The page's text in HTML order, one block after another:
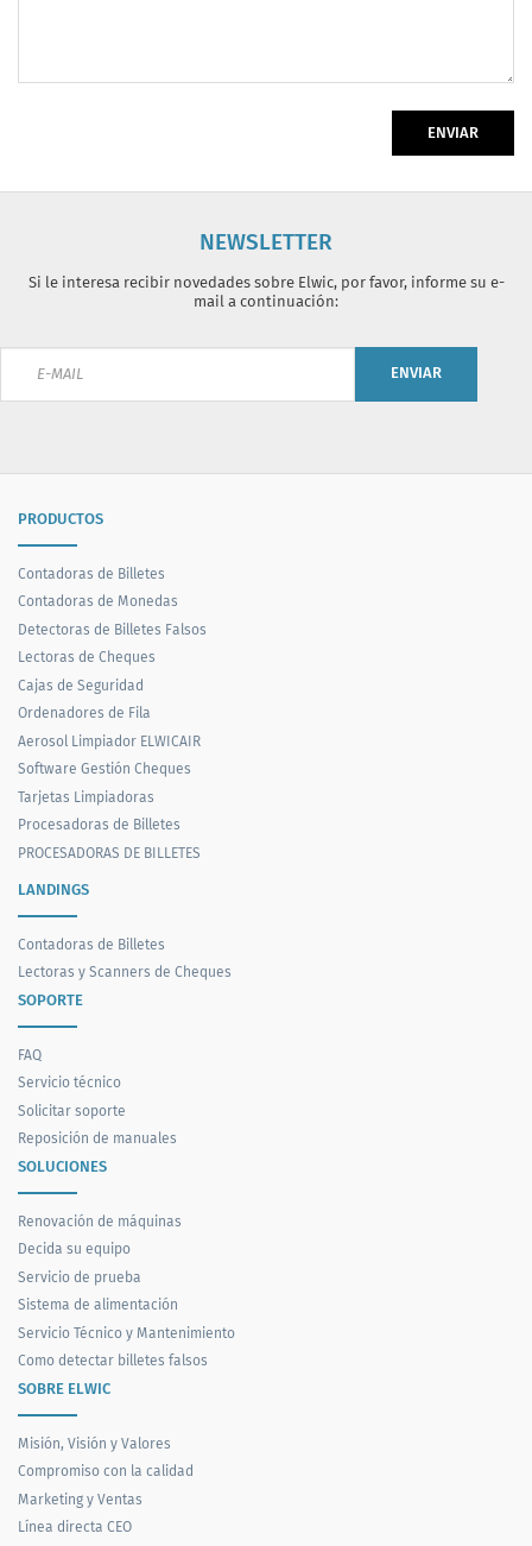
ENVIAR
NEWSLETTER
Si le interesa recibir novedades sobre Elwic, por favor, informe su e-
mail a continuación:
ENVIAR
PRODUCTOS
Contadoras de Billetes
Contadoras de Monedas
Detectoras de Billetes Falsos
Lectoras de Cheques
Cajas de Seguridad
Ordenadores de Fila
Aerosol Limpiador ELWICAIR
Software Gestión Cheques
Tarjetas Limpiadoras
Procesadoras de Billetes
PROCESADORAS DE BILLETES
LANDINGS
Contadoras de Billetes
Lectoras y Scanners de Cheques
SOPORTE
FAQ
Servicio técnico
Solicitar soporte
Reposición de manuales
SOLUCIONES
Renovación de máquinas
Decida su equipo
Servicio de prueba
Sistema de alimentación
Servicio Técnico y Mantenimiento
Como detectar billetes falsos
SOBRE ELWIC
Misión, Visión y Valores
Compromiso con la calidad
Marketing y Ventas
Línea directa CEO